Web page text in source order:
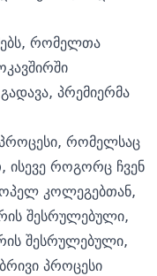
რომელთა
პრემიერმა
პროცესი, რომელსაც
ისევე როგორც ჩვენ
კოლეგებთან,
შესრულებული,
შესრულებული,
პროცესი